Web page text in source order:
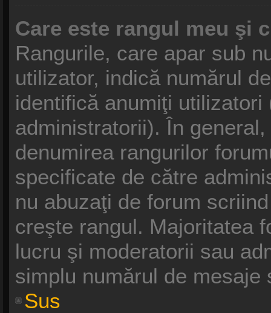
Care este rangul meu şi
Rangurile, care apar sub
utilizator, indică numărul
identifică anumiţi
administratorii). În
denumirea rangurilor
specificate de către
nu abuzaţi de forum
creşte rangul. Majoritatea
lucru şi moderatorii sau
simplu numărul de mesaje
Sus